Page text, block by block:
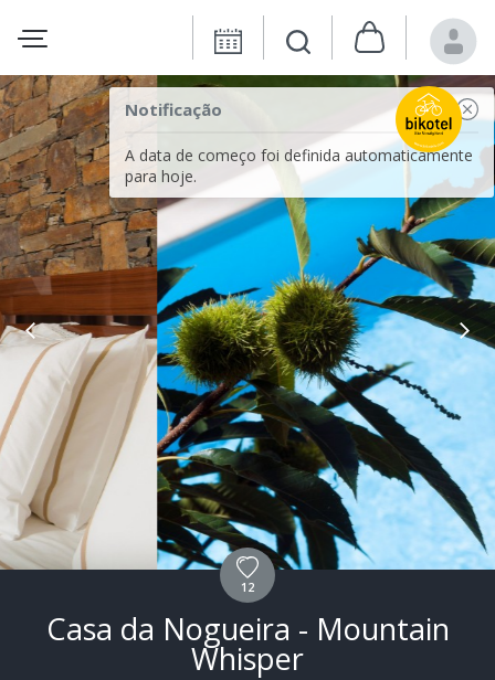
Notificação
A data de começo foi definida automaticamente
para hoje.
12
Casa da Nogueira - Mountain
Whisper